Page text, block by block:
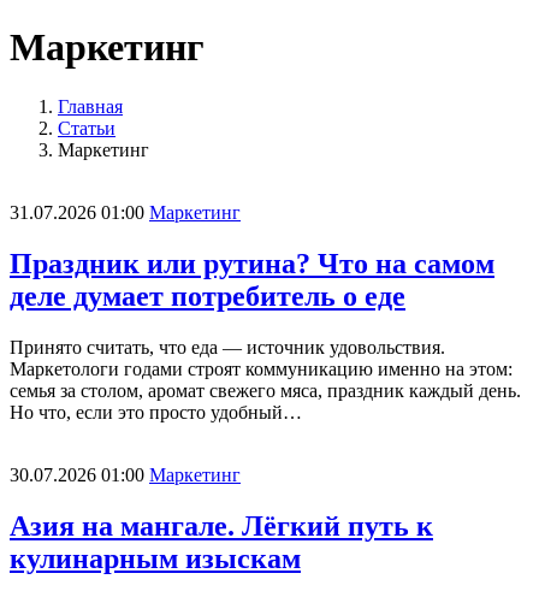
Маркетинг
Главная
Статьи
Маркетинг
31.07.2026 01:00 Маркетинг
Праздник или рутина? Что на самом
деле думает потребитель о еде
Принято считать, что еда — источник удовольствия.
Маркетологи годами строят коммуникацию именно на этом:
семья за столом, аромат свежего мяса, праздник каждый день.
Но что, если это просто удобный…
30.07.2026 01:00 Маркетинг
Азия на мангале. Лёгкий путь к
кулинарным изыскам